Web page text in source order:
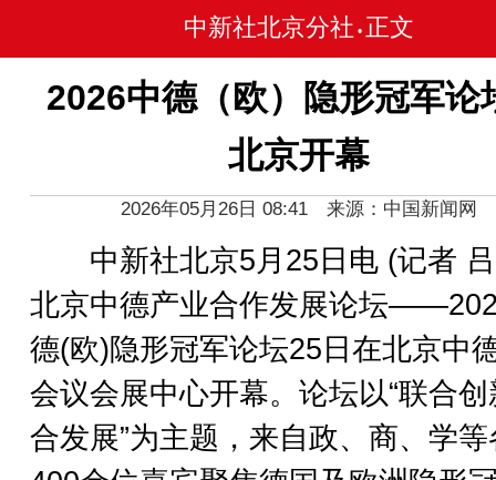
中新社北京分社 • 正文
2026中德（欧）隐形冠军论
北京开幕
2026年05月26日 08:41 来源：中国新闻网
中新社北京5月25日电 (记者
北京中德产业合作发展论坛
德(欧)隐形冠军论坛25日在北京中
会议会展中心开幕。论坛以“联合创
合发展”为主题，来自政、商、学